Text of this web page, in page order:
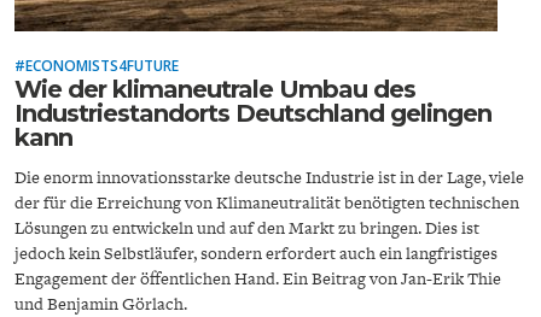
INDUSTRIEPOLITIK
ENERGIE & UMWELT
#ECONOMISTS4FUTURE
Wie der klimaneutrale Umbau des
Industriestandorts Deutschland gelingen
kann
Die enorm innovationsstarke deutsche Industrie ist in der Lage, viele
der für die Erreichung von Klimaneutralität benötigten technischen
Lösungen zu entwickeln und auf den Markt zu bringen. Dies ist
jedoch kein Selbstläufer, sondern erfordert auch ein langfristiges
Engagement der öffentlichen Hand. Ein Beitrag von Jan-Erik Thie
und Benjamin Görlach.